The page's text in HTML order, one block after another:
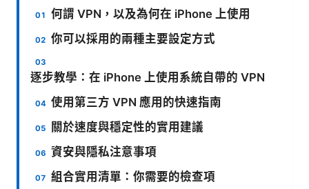
何謂 VPN，以及為何在 iPhone 上使用
你可以採用的兩種主要設定方式
逐步教學：在 iPhone 上使用系統自帶的 VPN
使用第三方 VPN 應用的快速指南
關於速度與穩定性的實用建議
資安與隱私注意事項
組合實用清單：你需要的檢查項